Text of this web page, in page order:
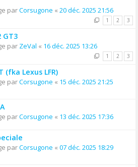
parCorsugone « 20 déc. 2025 21:56
1 2 3
GT3
par ZeVal « 16 déc. 2025 13:26
1 2 3
(fka Lexus LFR)
parCorsugone « 15 déc. 2025 21:25
parCorsugone « 13 déc. 2025 17:36
parCorsugone « 07 déc. 2025 18:29